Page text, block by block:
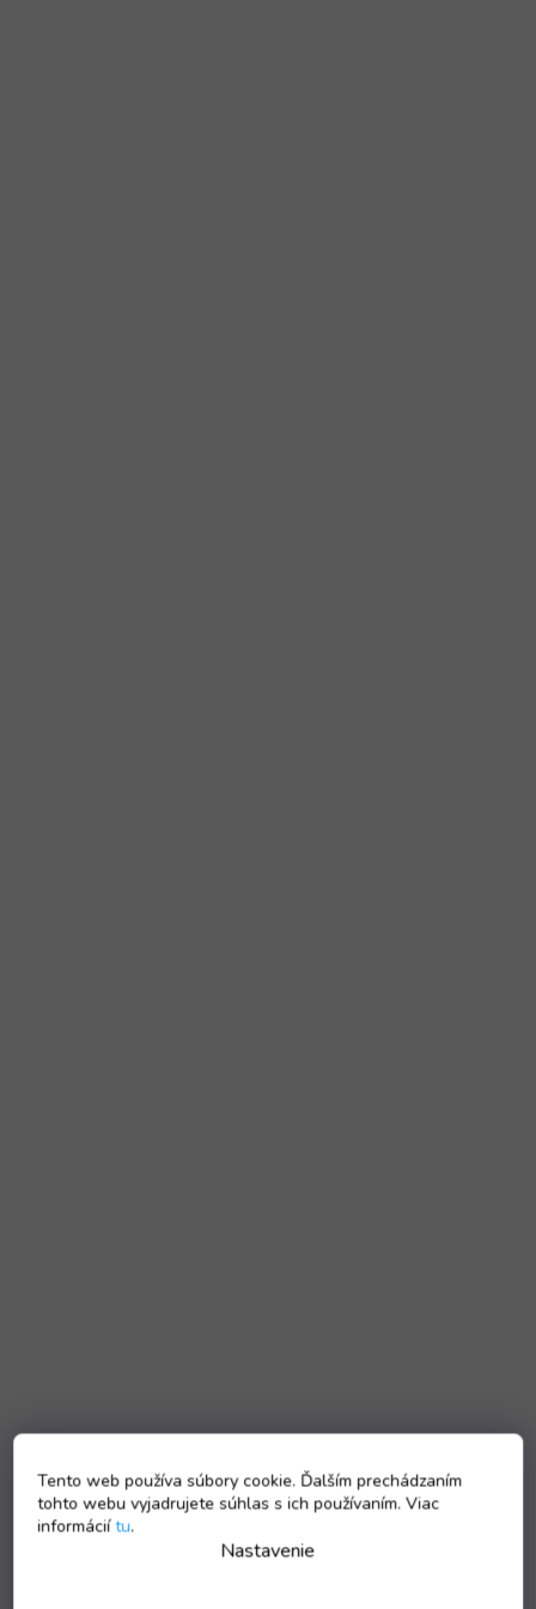
Tento web používa súbory cookie. Ďalším prechádzaním
tohto webu vyjadrujete súhlas s ich používaním. Viac
informáciítu.
Nastavenie